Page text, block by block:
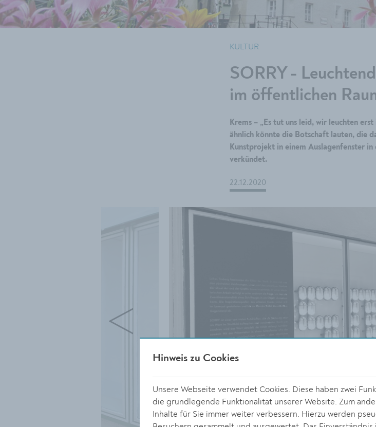
KULTUR
SORRY -
im öffentlichen
Krems – „Es tut uns leid, wir leuchten erst
ähnlich könnte die Botschaft lauten, die
Kunstprojekt in einem Auslagenfenster
verkündet.
22.12.2020
Hinweis zu Cookies
Unsere Webseite verwendet Cookies. Diese haben zwei
die grundlegende Funktionalität unserer Website. Zum
Inhalte für Sie immer weiter verbessern. Hierzu werden